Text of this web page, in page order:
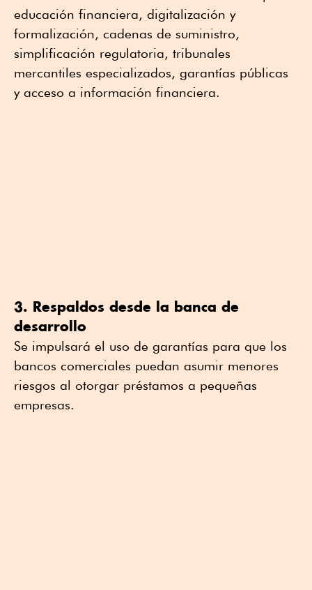
educación financiera, digitalización y
formalización, cadenas de suministro,
simplificación regulatoria, tribunales
mercantiles especializados, garantías públicas
y acceso a información financiera.
3. Respaldos desde la banca de
desarrollo
Se impulsará el uso de garantías para que los
bancos comerciales puedan asumir menores
riesgos al otorgar préstamos a pequeñas
empresas.